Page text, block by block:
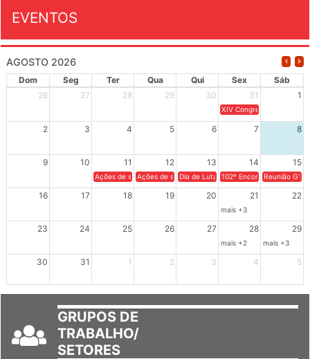
EVENTOS
AGOSTO 2026
Dom Seg Ter Qua Qui Sex
Sáb
26
27 28 29 30 31 1
XIV Congresso Brasileiro
2 3 4 5 6 7 8
9 10 11 12 13 14 15
Ações de solidariedade a Cuba no Rio Grande do Sul - 100
Ações de solidariedade a Cuba no Rio Grande do
Dia de Luta em Defesa de Cuba e da
102º Encontro da
Reunião
16 17 18 19 20 21 22
mais +3
23 24 25 26 27 28 29
mais +2 mais +3
30 31 1 2 3 4 5
GRUPOS DE
TRABALHO/
SETORES